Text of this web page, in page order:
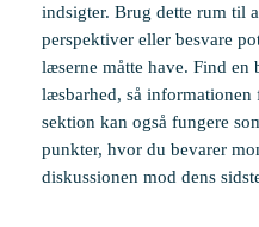
indsigter. Brug dette rum til
perspektiver eller besvare
læserne måtte have. Find en
læsbarhed, så
sektion kan også fungere
punkter, hvor du bevarer
diskussionen mod dens